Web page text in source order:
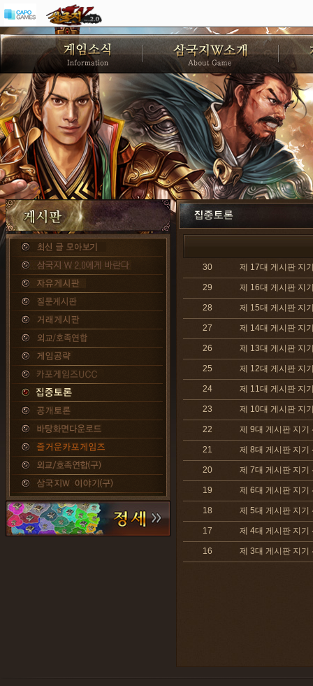
30 제 17대 게시판 지
29 제 16대 게시판 지
28 제 15대 게시판 지
27 제 14대 게시판 지
26 제 13대 게시판 지
25 제 12대 게시판 지
24 제 11대 게시판 지
23 제 10대 게시판 지
22 제 9대 게시판 지기
21 제 8대 게시판 지기
20 제 7대 게시판 지기
19 제 6대 게시판 지기
18 제 5대 게시판 지기
17 제 4대 게시판 지기
16 제 3대 게시판 지기